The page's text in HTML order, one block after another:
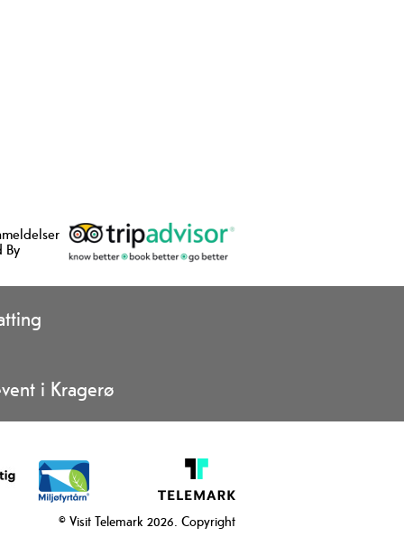
By
i Kragerø
© Visit Telemark 2026. Copyright